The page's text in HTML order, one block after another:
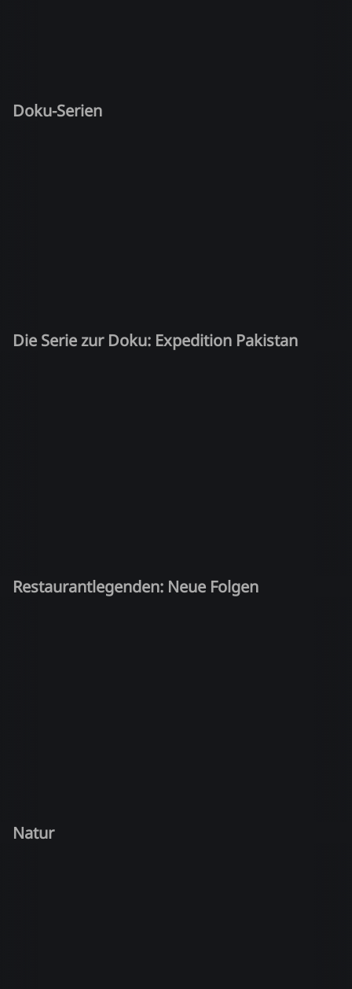
Doku-Serien
Die Serie zur Doku: Expedition Pakistan
Restaurantlegenden: Neue Folgen
Natur